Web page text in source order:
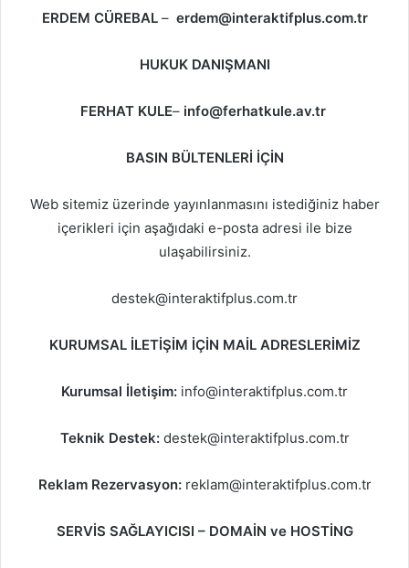
ERDEM CÜREBAL – erdem@interaktifplus.com.tr
HUKUK DANIŞMANI
FERHAT KULE–info@ferhatkule.av.tr
BASIN BÜLTENLERİ İÇİN
Web sitemiz üzerinde yayınlanmasını istediğiniz haber
içerikleri için aşağıdaki e-posta adresi ile bize
ulaşabilirsiniz.
destek@interaktifplus.com.tr
KURUMSAL İLETİŞİM İÇİN MAİL ADRESLERİMİZ
Kurumsal İletişim: info@interaktifplus.com.tr
Teknik Destek: destek@interaktifplus.com.tr
Reklam Rezervasyon: reklam@interaktifplus.com.tr
SERVİS SAĞLAYICISI – DOMAİN ve HOSTİNG